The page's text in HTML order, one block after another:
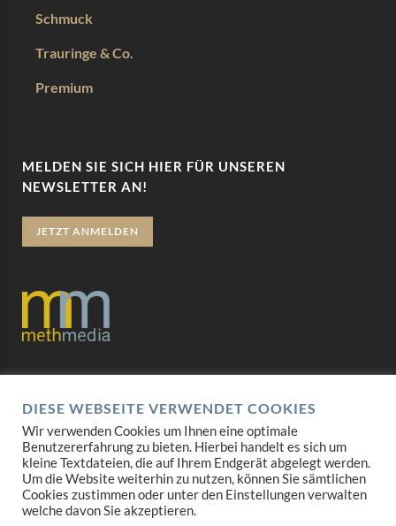
Schmuck
Trauringe & Co.
Premium
MELDEN SIE SICH HIER FÜR UNSEREN
NEWSLETTER AN!
JETZT ANMELDEN
Datenschutz
Impressum
AGB
Mediadaten
DIESE WEBSEITE VERWENDET COOKIES
Wir verwenden Cookies um Ihnen eine optimale
Benutzererfahrung zu bieten. Hierbei handelt es sich um
kleine Textdateien, die auf Ihrem Endgerät abgelegt werden.
Um die Website weiterhin zu nutzen, können Sie sämtlichen
Cookies zustimmen oder unter den Einstellungen verwalten
welche davon Sie akzeptieren.